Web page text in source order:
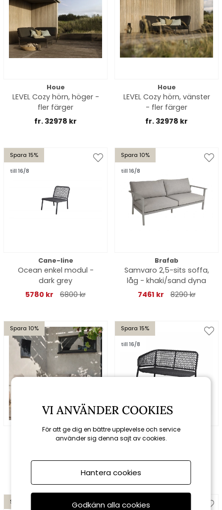
Houe
LEVEL Cozy hörn, höger -
fler färger
fr. 32978 kr
Houe
LEVEL Cozy hörn, vänster
- fler färger
fr. 32978 kr
Spara 15%
till 16/8
Cane-line
Ocean enkel modul -
dark grey
5780 kr
6800 kr
Spara 10%
till 16/8
Brafab
Samvaro 2,5-sits soffa,
låg - khaki/sand dyna
7461 kr
8290 kr
Spara 10%
Brafab
Bendt soffgrupp - pearl
fr. 11570 kr
Spara 15%
till 16/8
Cane-line
Ocean 2-sits
Spara 10% Spara 10%
VI ANVÄNDER COOKIES
För att ge dig en bättre upplevelse och service
använder sig denna sajt av cookies.
Hantera cookies
Godkänn alla cookies